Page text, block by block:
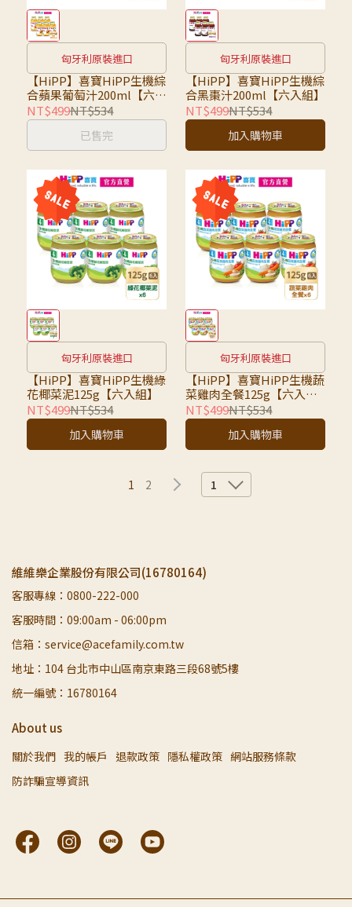
匈牙利原裝進口
【HiPP】喜寶HiPP生機綜
合蘋果葡萄汁200ml【六入
組】
NT$499NT$534
已售完
匈牙利原裝進口
【HiPP】喜寶HiPP生機綜
合黑棗汁200ml【六入組】
NT$499NT$534
加入購物車
匈牙利原裝進口
【HiPP】喜寶HiPP生機綠
花椰菜泥125g【六入組】
NT$499NT$534
加入購物車
匈牙利原裝進口
【HiPP】喜寶HiPP生機蔬
菜雞肉全餐125g【六入
組】
NT$499NT$534
加入購物車
1 2 1
維維樂企業股份有限公司(16780164)
客服專線：0800-222-000
客服時間：09:00am - 06:00pm
信箱：service@acefamily.com.tw
地址：104 台北市中山區南京東路三段68號5樓
統一編號：16780164
About us
關於我們 我的帳戶 退款政策 隱私權政策 網站服務條款
防詐騙宣導資訊